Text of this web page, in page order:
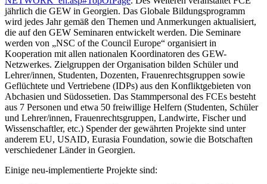
jährlich die GEW in Georgien. Das Globale Bildungsprogramm
wird jedes Jahr gemäß den Themen und Anmerkungen aktualisiert,
die auf den GEW Seminaren entwickelt werden. Die Seminare
werden von „NSC of the Council Europe“ organisiert in
Kooperation mit allen nationalen Koordinatoren des GEW-
Netzwerkes. Zielgruppen der Organisation bilden Schüler und
Lehrer/innen, Studenten, Dozenten, Frauenrechtsgruppen sowie
Geflüchtete und Vertriebene (IDPs) aus den Konfliktgebieten von
Abchasien und Südossetien. Das Stammpersonal des FCEs besteht
aus 7 Personen und etwa 50 freiwillige Helfern (Studenten, Schüler
und Lehrer/innen, Frauenrechtsgruppen, Landwirte, Fischer und
Wissenschaftler, etc.) Spender der gewährten Projekte sind unter
anderem EU, USAID, Eurasia Foundation, sowie die Botschaften
verschiedener Länder in Georgien.
Einige neu-implementierte Projekte sind: